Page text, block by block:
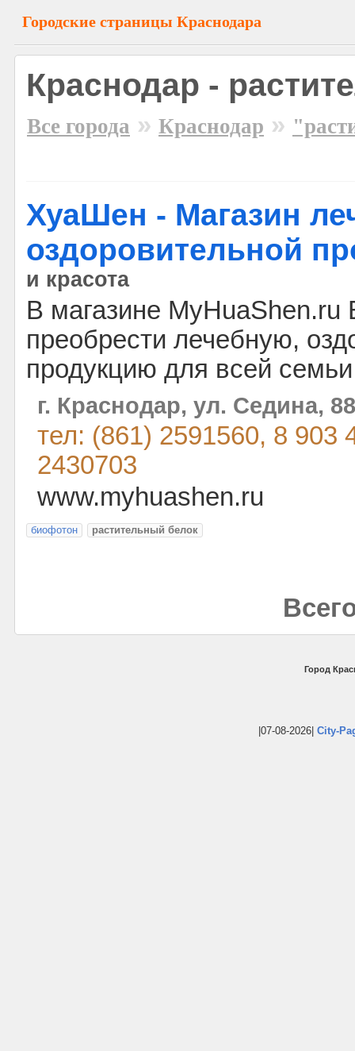
Городские страницы Краснодара
Краснодар -
Все города » Краснодар »
ХуаШен - Магазин
оздоровительной
и красота
В магазине
преобрести лечебную,
продукцию для всей
г. Краснодар, ул. Седина,
тел: (861) 2591560, 8 903
2430703
www.myhuashen.ru
биофотон растительный белок
Город
|07-08-2026| City-